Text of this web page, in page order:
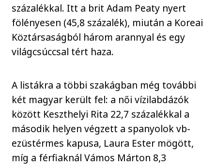
százalékkal. Itt a brit Adam Peaty nyert
fölényesen (45,8 százalék), miután a Koreai
Köztársaságból három arannyal és egy
világcsúccsal tért haza.
A listákra a többi szakágban még további
két magyar került fel: a női vízilabdázók
között Keszthelyi Rita 22,7 százalékkal a
második helyen végzett a spanyolok vb-
ezüstérmes kapusa, Laura Ester mögött,
míg a férfiaknál Vámos Márton 8,3